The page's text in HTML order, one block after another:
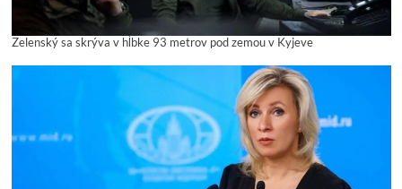
Zelenský sa skrýva v hĺbke 93 metrov pod zemou v Kyjeve